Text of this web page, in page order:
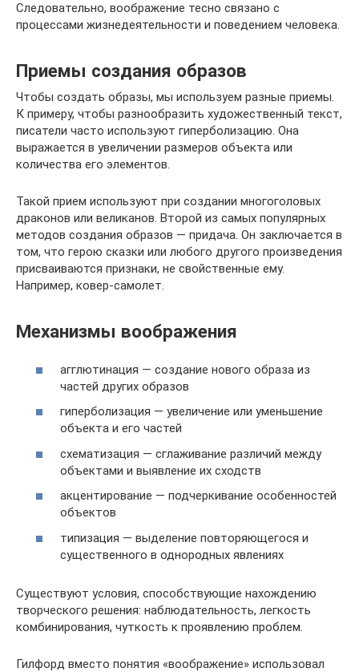
Следовательно, воображение тесно связано с
процессами жизнедеятельности и поведением человека.
Приемы создания образов
Чтобы создать образы, мы используем разные приемы.
К примеру, чтобы разнообразить художественный текст,
писатели часто используют гиперболизацию. Она
выражается в увеличении размеров объекта или
количества его элементов.
Такой прием используют при создании многоголовых
драконов или великанов. Второй из самых популярных
методов создания образов — придача. Он заключается в
том, что герою сказки или любого другого произведения
присваиваются признаки, не свойственные ему.
Например, ковер-самолет.
Механизмы воображения
агглютинация — создание нового образа из
частей других образов
гиперболизация — увеличение или уменьшение
объекта и его частей
схематизация — сглаживание различий между
объектами и выявление их сходств
акцентирование — подчеркивание особенностей
объектов
типизация — выделение повторяющегося и
существенного в однородных явлениях
Существуют условия, способствующие нахождению
творческого решения: наблюдательность, легкость
комбинирования, чуткость к проявлению проблем.
Гилфорд вместо понятия «воображение» использовал